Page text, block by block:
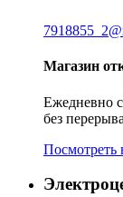
Магазин
Ежедневно
без перерыва
Посмотреть